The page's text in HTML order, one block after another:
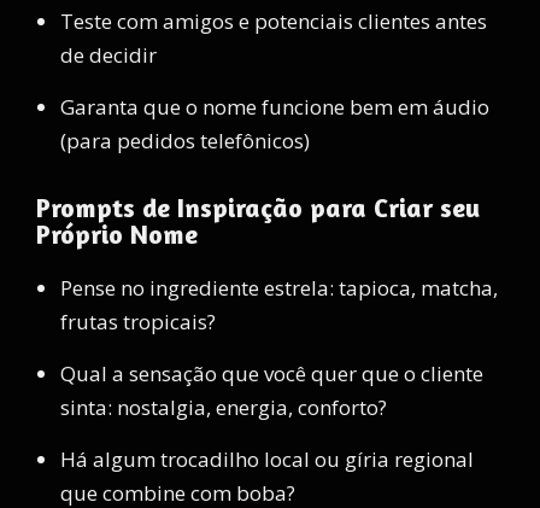
Teste com amigos e potenciais clientes antes
de decidir
Garanta que o nome funcione bem em áudio
(para pedidos telefônicos)
Prompts de Inspiração para Criar seu
Próprio Nome
Pense no ingrediente estrela: tapioca, matcha,
frutas tropicais?
Qual a sensação que você quer que o cliente
sinta: nostalgia, energia, conforto?
Há algum trocadilho local ou gíria regional
que combine com boba?